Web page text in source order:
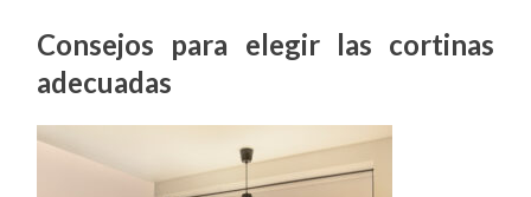
Consejos para elegir las cortinas
adecuadas